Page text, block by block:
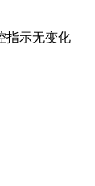
指示无变化